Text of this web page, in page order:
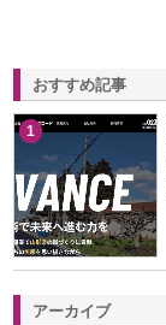
おすすめ記事
1
アーカイブ